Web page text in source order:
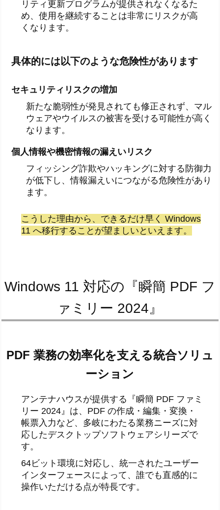
リティ更新プログラムが提供されなくなるた
め、使用を継続することは非常にリスクが高
くなります。
具体的には以下のような危険性があります
セキュリティリスクの増加
新たな脆弱性が発見されても修正されず、マル
ウェアやウイルスの被害を受ける可能性が高く
なります。
個人情報や機密情報の漏えいリスク
フィッシング詐欺やハッキングに対する防御力
が低下し、情報漏えいにつながる危険性があり
ます。
こうした理由から、できるだけ早く Windows
11 へ移行することが望ましいといえます。
Windows 11 対応の『瞬簡 PDF フ
ァミリー 2024』
PDF 業務の効率化を支える統合ソリュ
ーション
アンテナハウスが提供する『瞬簡 PDF ファミ
リー 2024』は、PDF の作成・編集・変換・
帳票入力など、多岐にわたる業務ニーズに対
応したデスクトップソフトウェアシリーズで
す。
64ビット環境に対応し、統一されたユーザー
インターフェースによって、誰でも直感的に
操作いただける点が特長です。